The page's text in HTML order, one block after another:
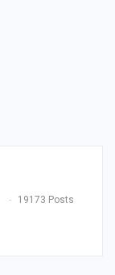
19173 Posts